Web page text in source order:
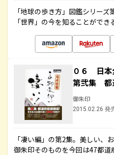
「地球の歩き方」図鑑シリー
「世界」の今を知ることができ
０６ 日本
第弐集 都
御朱印
2015.02.26 発
「凄い編」の第2集。美しい、
御朱印そのものを今回は47都道